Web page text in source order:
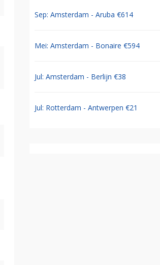
Sep: Amsterdam - Aruba €614
Mei: Amsterdam - Bonaire €594
Jul: Amsterdam - Berlijn €38
Jul: Rotterdam - Antwerpen €21